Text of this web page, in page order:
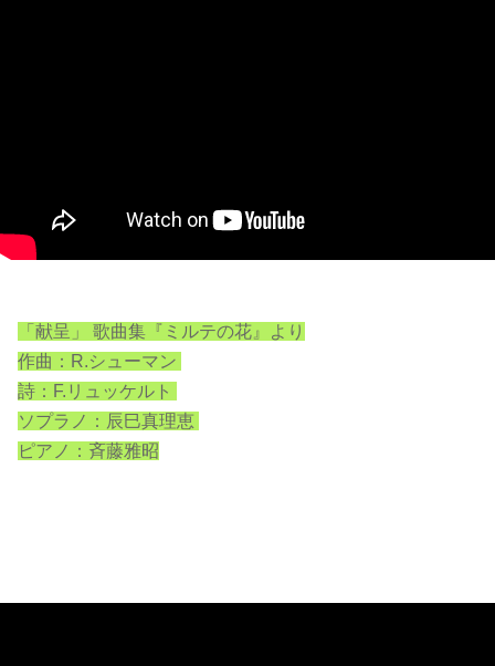
「献呈」 歌曲集『ミルテの花』より
作曲：R.シューマン
詩：F.リュッケルト
ソプラノ：辰巳真理恵
ピアノ：斉藤雅昭